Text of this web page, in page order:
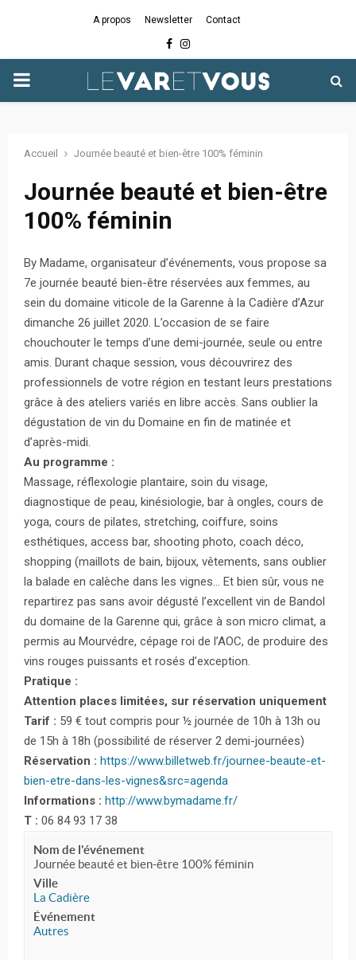
A propos Newsletter Contact
Facebook
Instagram
PRIMARY
Accueil Journée beauté et bien-être 100% féminin
Journée beauté et bien-être
100% féminin
By Madame, organisateur d’événements, vous propose sa
7e journée beauté bien-être réservées aux femmes, au
sein du domaine viticole de la Garenne à la Cadière d’Azur
dimanche 26 juillet 2020. L’occasion de se faire
chouchouter le temps d’une demi-journée, seule ou entre
amis. Durant chaque session, vous découvrirez des
professionnels de votre région en testant leurs prestations
grâce à des ateliers variés en libre accès. Sans oublier la
dégustation de vin du Domaine en fin de matinée et
d’après-midi.
Au programme :
Massage, réflexologie plantaire, soin du visage,
diagnostique de peau, kinésiologie, bar à ongles, cours de
yoga, cours de pilates, stretching, coiffure, soins
esthétiques, access bar, shooting photo, coach déco,
shopping (maillots de bain, bijoux, vêtements, sans oublier
la balade en calèche dans les vignes… Et bien sûr, vous ne
repartirez pas sans avoir dégusté l’excellent vin de Bandol
du domaine de la Garenne qui, grâce à son micro climat, a
permis au Mourvédre, cépage roi de l’AOC, de produire des
vins rouges puissants et rosés d’exception.
Pratique :
Attention places limitées, sur réservation uniquement
Tarif : 59 € tout compris pour ½ journée de 10h à 13h ou
de 15h à 18h (possibilité de réserver 2 demi-journées)
Réservation : https://www.billetweb.fr/journee-beaute-et-
bien-etre-dans-les-vignes&src=agenda
Informations : http://www.bymadame.fr/
T : 06 84 93 17 38
Nom de l'événement
Journée beauté et bien-être 100% féminin
Ville
La Cadière
Événement
Autres